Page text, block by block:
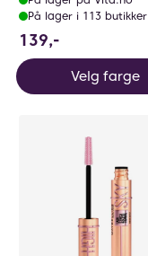
På lager i 113 butikker
139,-
Velg farge